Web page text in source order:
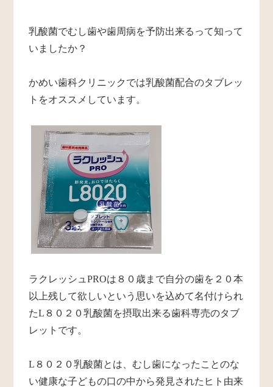
乳酸菌でむし歯や歯周病を予防出来るって知って
いましたか？
かめい歯科クリニックでは乳酸菌配合のタブレッ
トをオススメしています。
ラクレッシュPROは８０歳まで自分の歯を２０本
以上残して欲しいという思いを込めて名付けられ
たL８０２０乳酸菌を摂取出来る歯科専売のタブ
レットです。
L８０２０乳酸菌とは、むし歯になったことのな
い健康な子どもの口の中から発見されたヒト由来